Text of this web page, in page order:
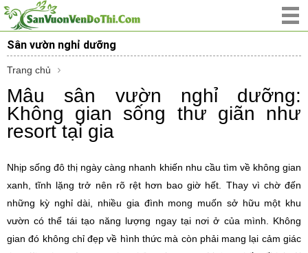
Sân vườn nghỉ dưỡng
Trang chủ
Mẫu sân vườn nghỉ dưỡng:
Không gian sống thư giãn như
resort tại gia
Nhịp sống đô thị ngày càng nhanh khiến nhu cầu tìm về không gian
xanh, tĩnh lặng trở nên rõ rệt hơn bao giờ hết. Thay vì chờ đến
những kỳ nghỉ dài, nhiều gia đình mong muốn sở hữu một khu
vườn có thể tái tạo năng lượng ngay tại nơi ở của mình. Không
gian đó không chỉ đẹp về hình thức mà còn phải mang lại cảm giác